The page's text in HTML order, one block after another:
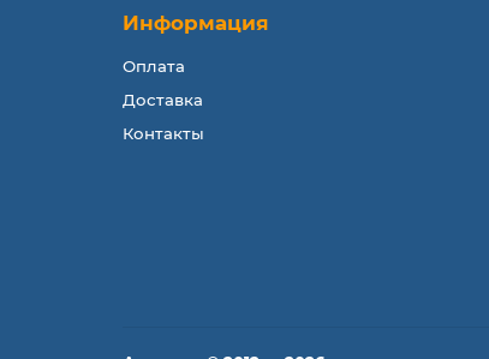
Информация
Оплата
Доставка
Контакты